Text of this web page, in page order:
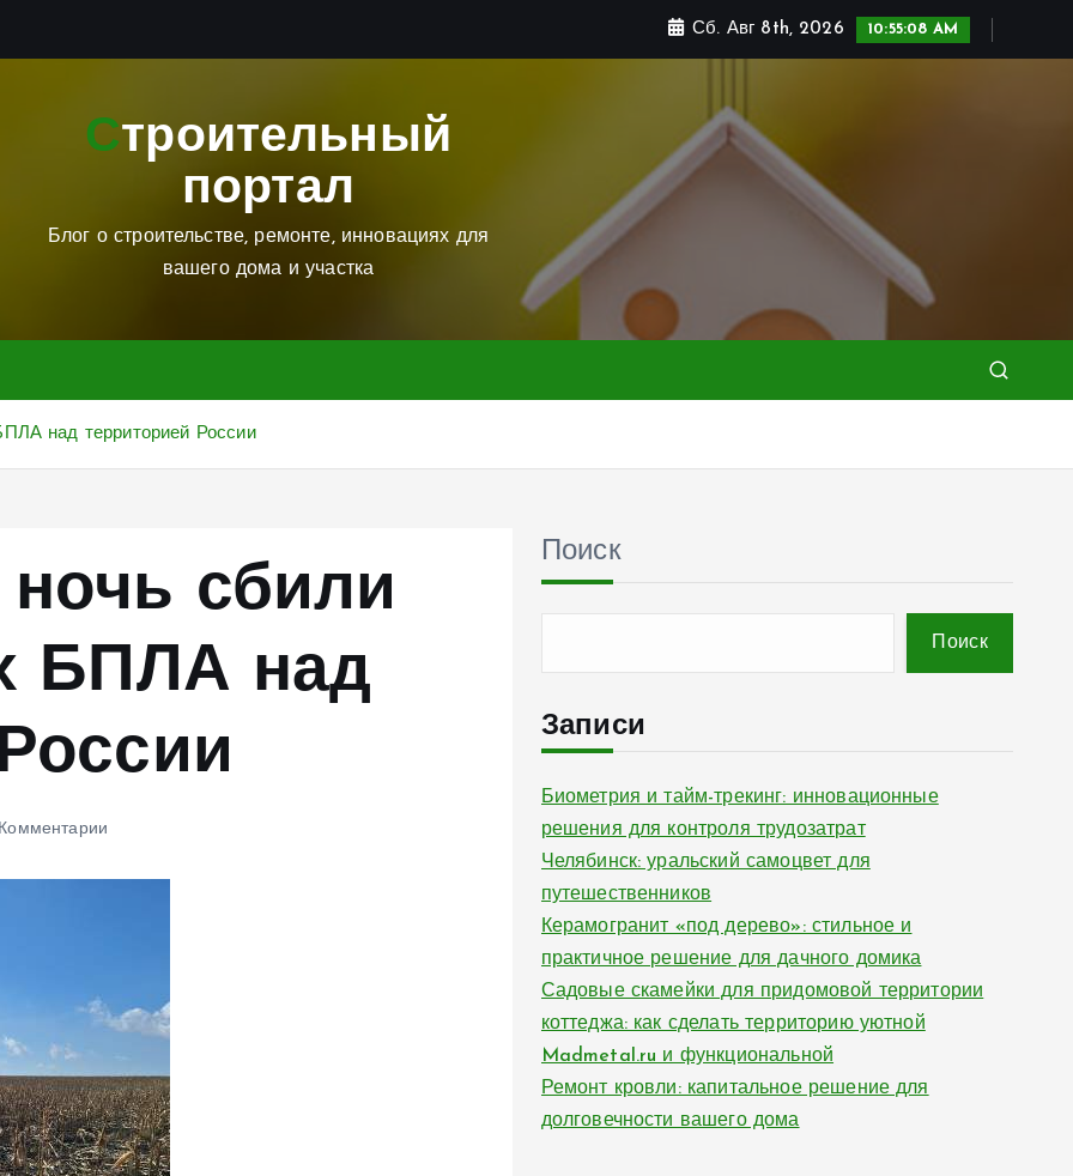
Сб. Авг 8th, 2026 10:55:10 AM
Строительный
портал
Блог о строительстве, ремонте, инновациях для
вашего дома и участка
над территорией России
сбили
БПЛА над
Поиск
Поиск
Записи
Биометрия и тайм-трекинг: инновационные
решения для контроля трудозатрат
Челябинск: уральский самоцвет для
путешественников
Керамогранит «под дерево»: стильное и
практичное решение для дачного домика
Садовые скамейки для придомовой территории
коттеджа: как сделать территорию уютной
Madmetal.ru и функциональной
Ремонт кровли: капитальное решение для
долговечности вашего дома